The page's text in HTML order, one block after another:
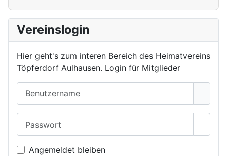
Vereinslogin
Hier geht's zum interen Bereich des Heimatvereins
Töpferdorf Aulhausen. Login für Mitglieder
Angemeldet bleiben